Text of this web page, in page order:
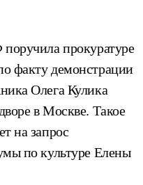
прокуратуре
факту демонстрации
Олега Кулика
в Москве. Такое
на запрос
по культуре Елены